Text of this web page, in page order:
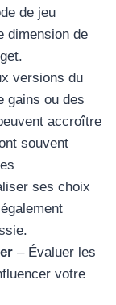
de jeu
dimension de
versions du
gains ou des
accroître
souvent
ses choix
– Évaluer les
votre